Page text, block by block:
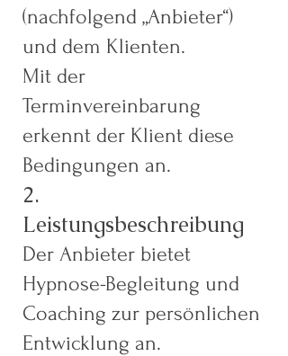
(nachfolgend „Anbieter“)
und dem Klienten.
Mit der
Terminvereinbarung
erkennt der Klient diese
Bedingungen an.
2.
Leistungsbeschreibung
Der Anbieter bietet
Hypnose-Begleitung und
Coaching zur persönlichen
Entwicklung an.